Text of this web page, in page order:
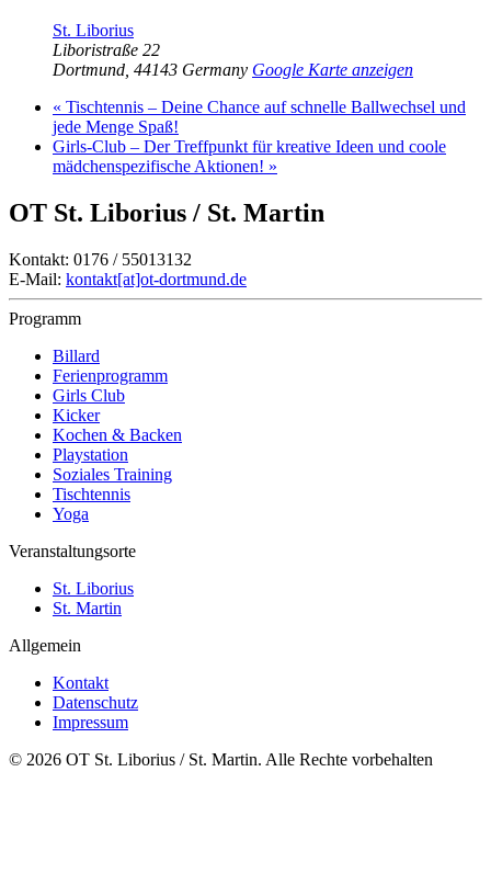
St. Liborius
Liboristraße 22
Dortmund 44143 Germany Google Karte anzeigen
« Tischtennis – Deine Chance auf schnelle Ballwechsel und
jede Menge Spaß!
Girls-Club – Der Treffpunkt für kreative Ideen und coole
mädchenspezifische Aktionen! »
OT St. Liborius / St. Martin
Kontakt: 0176 / 55013132
E-Mail: kontakt[at]ot-dortmund.de
Programm
Billard
Ferienprogramm
Girls Club
Kicker
Kochen & Backen
Playstation
Soziales Training
Tischtennis
Yoga
Veranstaltungsorte
St. Liborius
St. Martin
Allgemein
Kontakt
Datenschutz
Impressum
© 2026 OT St. Liborius / St. Martin. Alle Rechte vorbehalten